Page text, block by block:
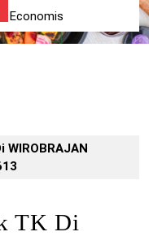
Economis
TK Di